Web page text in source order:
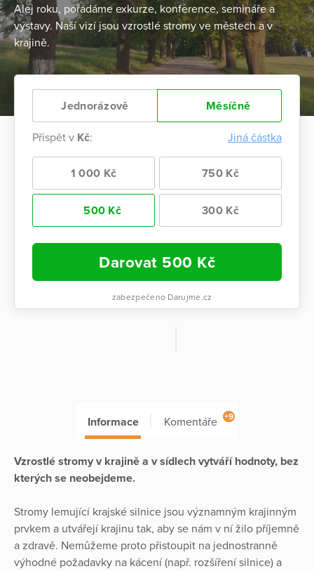
Alej roku, pořádáme exkurze, konference, semináře a
výstavy. Naší vizí jsou vzrostlé stromy ve městech a v
krajině.
Jednorázově Měsíčně
Přispět v Kč: Jiná částka
1 000 Kč 750 Kč
500 Kč 300 Kč
Darovat 500 Kč
zabezpečeno Darujme.cz
Informace Komentáře +9
Vzrostlé stromy v krajině a v sídlech vytváří hodnoty, bez
kterých se neobejdeme.
Stromy lemující krajské silnice jsou významným krajinným
prvkem a utvářejí krajinu tak, aby se nám v ní žilo příjemně
a zdravě. Nemůžeme proto přistoupit na jednostranně
výhodné požadavky na kácení (např. rozšíření silnice) a